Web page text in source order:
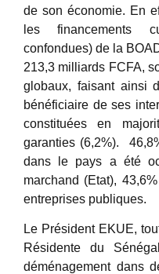
de son économie. En
les financements
confondues) de la
213,3 milliards FCFA,
globaux, faisant ainsi
bénéficiaire de ses
constituées en
garanties (6,2%).
dans le pays a été
marchand (Etat),
entreprises publiques.
Le Président EKUE,
Résidente du
déménagement dans